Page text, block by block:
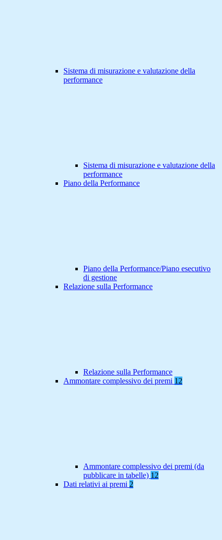
Sistema di misurazione e valutazione della
performance
Sistema di misurazione e valutazione della
performance
Piano della Performance
Piano della Performance/Piano esecutivo
di gestione
Relazione sulla Performance
Relazione sulla Performance
Ammontare complessivo dei premi 12
Ammontare complessivo dei premi (da
pubblicare in tabelle) 12
Dati relativi ai premi 2